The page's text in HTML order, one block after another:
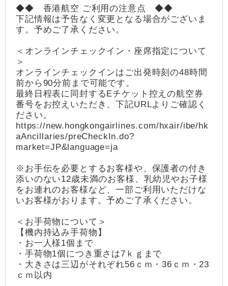
◆◆ 香港航空 ご利用の注意点 ◆◆
下記情報は予告なく変更となる場合がございま
す。予めご了承ください。
＜オンラインチェックイン・座席指定について
＞
オンラインチェックインはご出発時刻の48時間
前から90分前まで可能です。
最終日程表に同封するEチケット控えの航空券
番号をお控えいただき、下記URLよりご確認く
ださい。
https://new.hongkongairlines.com/hxair/ibe/hk
aAncillaries/preCheckIn.do?
market=JP&language=ja
※お手伝を必要とするお客様や、保護者の付き
添いのない12歳未満のお客様、乳幼児やお子様
をお連れのお客様など、一部ご利用いただけな
いお客様がおります。予めご了承ください。
＜お手荷物について＞
【機内持込み手荷物】
・お一人様1個まで
・手荷物1個につき重さは7ｋｇまで
・大きさは三辺がそれぞれ56ｃｍ・36ｃｍ・23
ｃｍ以内